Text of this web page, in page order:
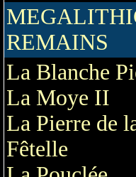
REMAINS
La Blanche
La Moye II
La Pierre de
Fêtelle